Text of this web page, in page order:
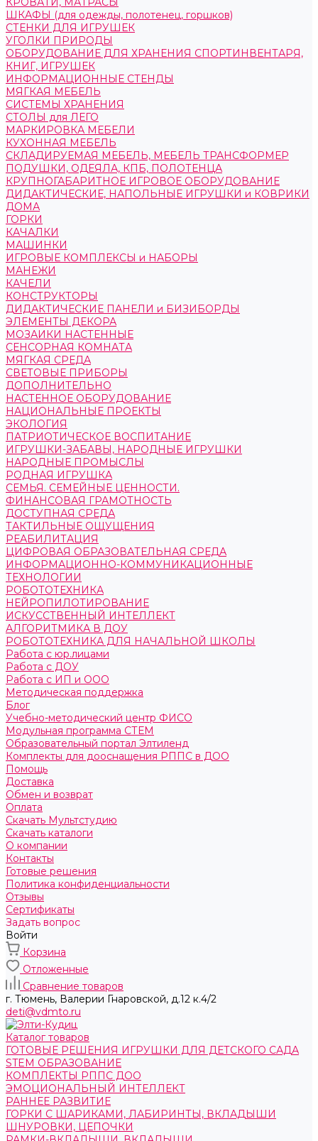
ШКАФЫ (для одежды, полотенец, горшков)
СТЕНКИ ДЛЯ ИГРУШЕК
УГОЛКИ ПРИРОДЫ
ОБОРУДОВАНИЕ ДЛЯ ХРАНЕНИЯ СПОРТИНВЕНТАРЯ,
КНИГ, ИГРУШЕК
ИНФОРМАЦИОННЫЕ СТЕНДЫ
МЯГКАЯ МЕБЕЛЬ
СИСТЕМЫ ХРАНЕНИЯ
СТОЛЫ для ЛЕГО
МАРКИРОВКА МЕБЕЛИ
КУХОННАЯ МЕБЕЛЬ
СКЛАДИРУЕМАЯ МЕБЕЛЬ, МЕБЕЛЬ ТРАНСФОРМЕР
ПОДУШКИ, ОДЕЯЛА, КПБ, ПОЛОТЕНЦА
КРУПНОГАБАРИТНОЕ ИГРОВОЕ ОБОРУДОВАНИЕ
ДИДАКТИЧЕСКИЕ, НАПОЛЬНЫЕ ИГРУШКИ и КОВРИКИ
ДОМА
ГОРКИ
КАЧАЛКИ
МАШИНКИ
ИГРОВЫЕ КОМПЛЕКСЫ и НАБОРЫ
МАНЕЖИ
КАЧЕЛИ
КОНСТРУКТОРЫ
ДИДАКТИЧЕСКИЕ ПАНЕЛИ и БИЗИБОРДЫ
ЭЛЕМЕНТЫ ДЕКОРА
МОЗАИКИ НАСТЕННЫЕ
СЕНСОРНАЯ КОМНАТА
МЯГКАЯ СРЕДА
СВЕТОВЫЕ ПРИБОРЫ
ДОПОЛНИТЕЛЬНО
НАСТЕННОЕ ОБОРУДОВАНИЕ
НАЦИОНАЛЬНЫЕ ПРОЕКТЫ
ЭКОЛОГИЯ
ПАТРИОТИЧЕСКОЕ ВОСПИТАНИЕ
ИГРУШКИ-ЗАБАВЫ, НАРОДНЫЕ ИГРУШКИ
НАРОДНЫЕ ПРОМЫСЛЫ
РОДНАЯ ИГРУШКА
СЕМЬЯ. СЕМЕЙНЫЕ ЦЕННОСТИ.
ФИНАНСОВАЯ ГРАМОТНОСТЬ
ДОСТУПНАЯ СРЕДА
ТАКТИЛЬНЫЕ ОЩУЩЕНИЯ
РЕАБИЛИТАЦИЯ
ЦИФРОВАЯ ОБРАЗОВАТЕЛЬНАЯ СРЕДА
ИНФОРМАЦИОННО-КОММУНИКАЦИОННЫЕ
ТЕХНОЛОГИИ
РОБОТОТЕХНИКА
НЕЙРОПИЛОТИРОВАНИЕ
ИСКУССТВЕННЫЙ ИНТЕЛЛЕКТ
АЛГОРИТМИКА В ДОУ
РОБОТОТЕХНИКА ДЛЯ НАЧАЛЬНОЙ ШКОЛЫ
Работа с юр.лицами
Работа с ДОУ
Работа с ИП и ООО
Методическая поддержка
Блог
Учебно-методический центр ФИСО
Модульная программа СТЕМ
Образовательный портал Элтиленд
Комплекты для дооснащения РППС в ДОО
Помощь
Доставка
Обмен и возврат
Оплата
Скачать Мультстудию
Скачать каталоги
О компании
Контакты
Готовые решения
Политика конфиденциальности
Отзывы
Сертификаты
Задать вопрос
Войти
Корзина
Отложенные
Сравнение товаров
г. Тюмень, ​Валерии Гнаровской, д.12 к.4/2
deti@vdmto.ru
Каталог товаров
ГОТОВЫЕ РЕШЕНИЯ ИГРУШКИ ДЛЯ ДЕТСКОГО САДА
STEM ОБРАЗОВАНИЕ
КОМПЛЕКТЫ РППС ДОО
ЭМОЦИОНАЛЬНЫЙ ИНТЕЛЛЕКТ
РАННЕЕ РАЗВИТИЕ
ГОРКИ С ШАРИКАМИ, ЛАБИРИНТЫ, ВКЛАДЫШИ
ШНУРОВКИ, ЦЕПОЧКИ